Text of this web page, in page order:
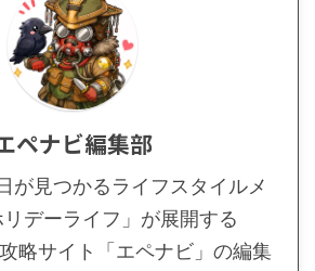
ペナビ編集部
が見つかるライフスタイルメ
デーライフ」が展開する
略サイト「エペナビ」の編集